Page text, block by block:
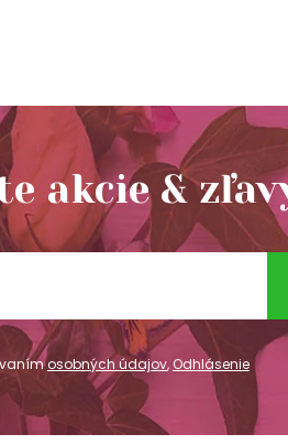
akcie &
osobných údajov,Odhlásenie